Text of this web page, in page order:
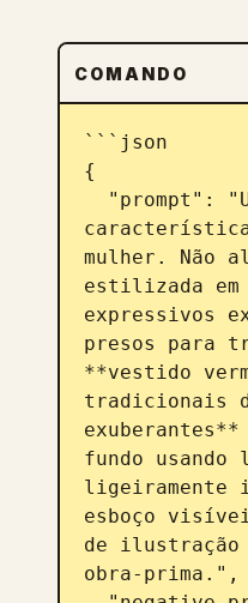
COMANDO
```json
{
mulher. Não
estilizada
expressivos
presos para
**vestido
tradicionais
exuberantes**
fundo
ligeiramente
esboço
de
obra-prima.",